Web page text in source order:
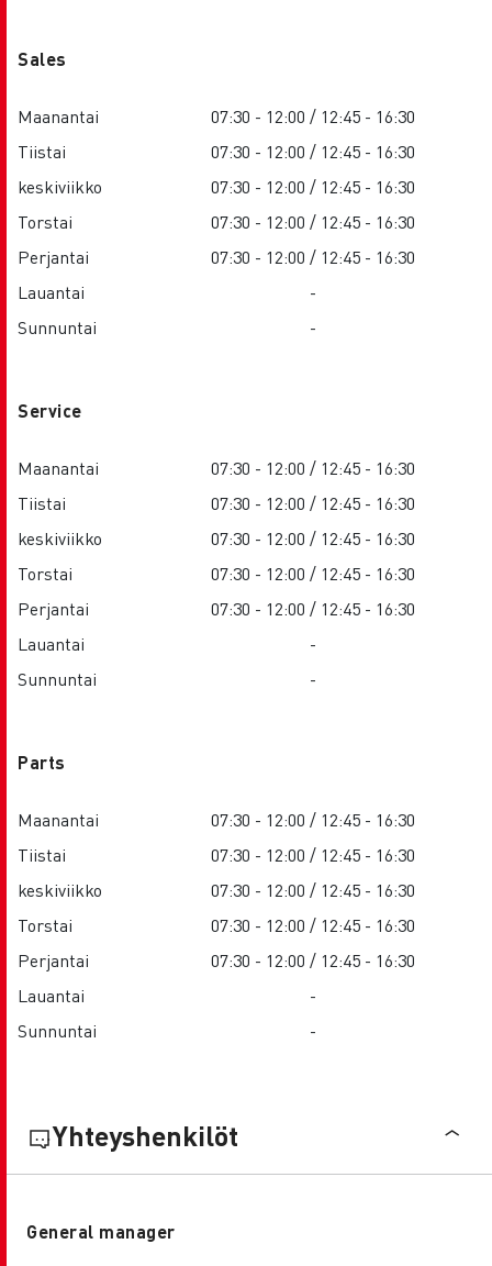
Sales
Maanantai
07:30 - 12:00 / 12:45 - 16:30
Tiistai
07:30 - 12:00 / 12:45 - 16:30
keskiviikko
07:30 - 12:00 / 12:45 - 16:30
Torstai
07:30 - 12:00 / 12:45 - 16:30
Perjantai
07:30 - 12:00 / 12:45 - 16:30
Lauantai
-
Sunnuntai
-
Service
Maanantai
07:30 - 12:00 / 12:45 - 16:30
Tiistai
07:30 - 12:00 / 12:45 - 16:30
keskiviikko
07:30 - 12:00 / 12:45 - 16:30
Torstai
07:30 - 12:00 / 12:45 - 16:30
Perjantai
07:30 - 12:00 / 12:45 - 16:30
Lauantai
-
Sunnuntai
-
Parts
Maanantai
07:30 - 12:00 / 12:45 - 16:30
Tiistai
07:30 - 12:00 / 12:45 - 16:30
keskiviikko
07:30 - 12:00 / 12:45 - 16:30
Torstai
07:30 - 12:00 / 12:45 - 16:30
Perjantai
07:30 - 12:00 / 12:45 - 16:30
Lauantai
-
Sunnuntai
-
Yhteyshenkilöt
General manager